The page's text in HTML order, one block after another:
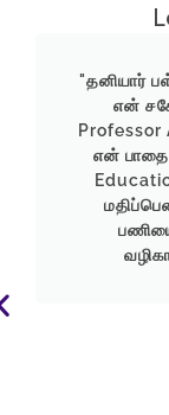
"தனியார்
என்
Professor
என்